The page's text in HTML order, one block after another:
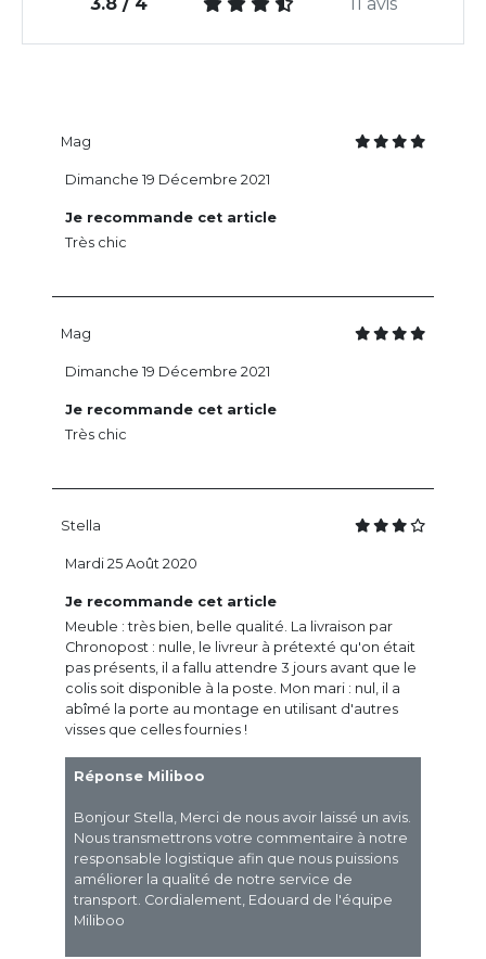
3.8 / 4 11 avis
Mag
Je recommande cet article
Très chic
Dimanche 19 Décembre 2021
Mag
Je recommande cet article
Très chic
Dimanche 19 Décembre 2021
Stella
Je recommande cet article
Meuble : très bien, belle qualité. La livraison par
Chronopost : nulle, le livreur à prétexté qu'on était
pas présents, il a fallu attendre 3 jours avant que le
colis soit disponible à la poste. Mon mari : nul, il a
abîmé la porte au montage en utilisant d'autres
visses que celles fournies !
Réponse Miliboo
Bonjour Stella, Merci de nous avoir laissé un avis.
Nous transmettrons votre commentaire à notre
responsable logistique afin que nous puissions
améliorer la qualité de notre service de
transport. Cordialement, Edouard de l'équipe
Miliboo
Mardi 25 Août 2020